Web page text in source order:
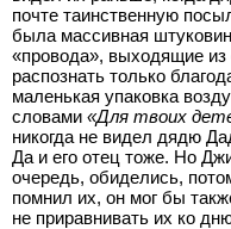
почте таинственную
была массивная
«провода», выходящие из
распознать только
маленькая упаковка
словами «Для твоих
никогда не видел дядю
Да и его отец тоже. Но
очередь, обиделись,
помнил их, он мог бы
не приравнивать их ко